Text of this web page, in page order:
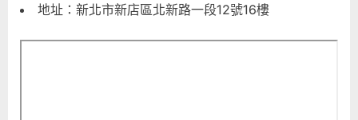
地址：新北市新店區北新路一段12號16樓